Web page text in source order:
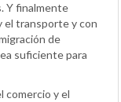
Y finalmente
el transporte y con
de
suficiente para
comercio y el